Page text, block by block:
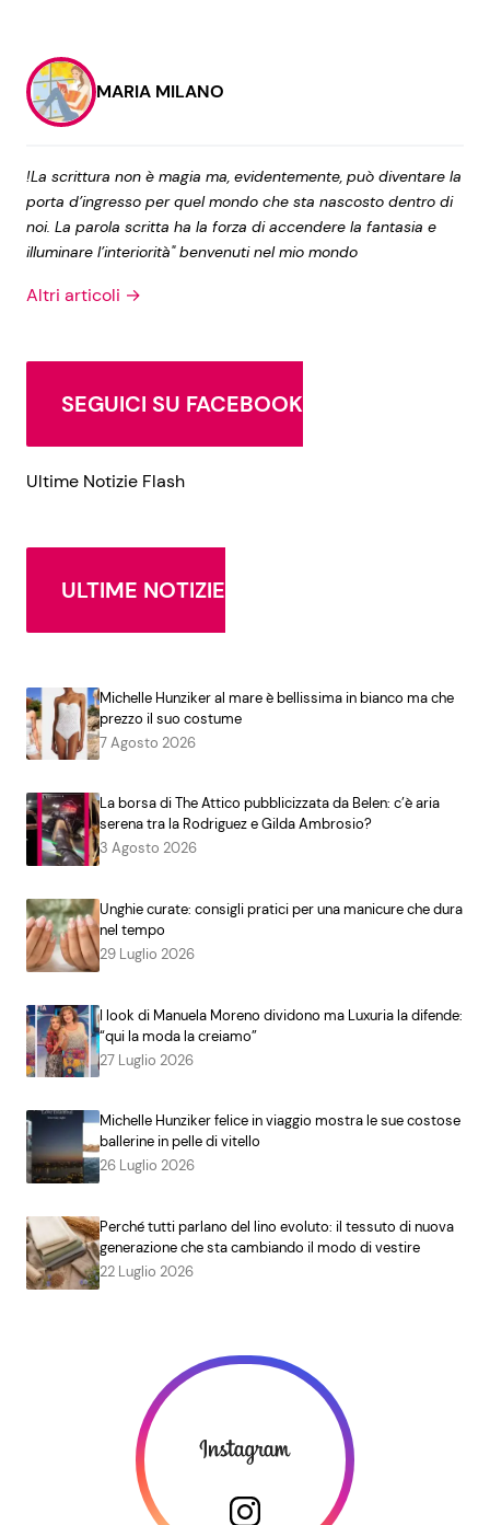
MARIA MILANO
!La scrittura non è magia ma, evidentemente, può diventare la
porta d’ingresso per quel mondo che sta nascosto dentro di
noi. La parola scritta ha la forza di accendere la fantasia e
illuminare l’interiorità" benvenuti nel mio mondo
Altri articoli →
SEGUICI SU FACEBOOK
Ultime Notizie Flash
ULTIME NOTIZIE
Michelle Hunziker al mare è bellissima in bianco ma che
prezzo il suo costume
7 Agosto 2026
La borsa di The Attico pubblicizzata da Belen: c’è aria
serena tra la Rodriguez e Gilda Ambrosio?
3 Agosto 2026
Unghie curate: consigli pratici per una manicure che dura
nel tempo
29 Luglio 2026
I look di Manuela Moreno dividono ma Luxuria la difende:
“qui la moda la creiamo”
27 Luglio 2026
Michelle Hunziker felice in viaggio mostra le sue costose
ballerine in pelle di vitello
26 Luglio 2026
Perché tutti parlano del lino evoluto: il tessuto di nuova
generazione che sta cambiando il modo di vestire
22 Luglio 2026